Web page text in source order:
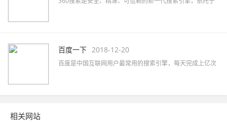
百度一下 2018-12-20
百度是中国互联网用户最常用的搜索引擎，每天完成上亿次
相关网站